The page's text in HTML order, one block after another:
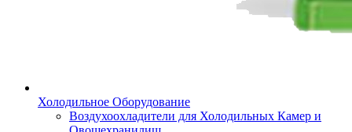
Холодильное Оборудование
Воздухоохладители для Холодильных Камер и